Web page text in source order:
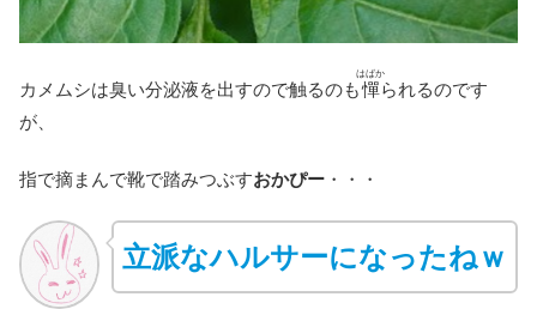
カメムシは臭い分泌液を出すので触るのも憚
はばか
られるのです
が、
指で摘まんで靴で踏みつぶすおかぴー ・・・
立派なハルサーになったねｗ